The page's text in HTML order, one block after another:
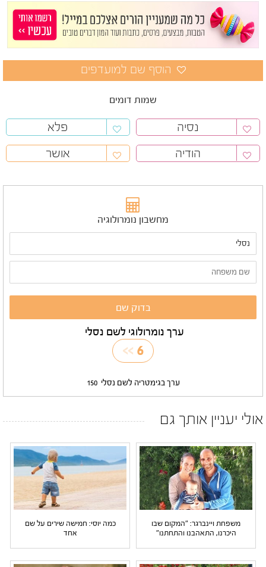
שמות דומים
נסיה
פלא
הודיה
אושר
מחשבון נומרולוגיה
ערך נומרולוגי לשם נסלי
6
>>
ערך בגימטריה לשם נסלי 150
אולי יעניין אותך גם
משפחת ויינברגר: "המקום שבו
היכרנו, התאהבנו והתחתנו"
כמה יוסי: חמישה שירים על שם
אחד